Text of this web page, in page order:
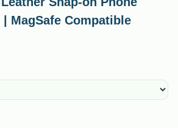
MagSafe Compatible